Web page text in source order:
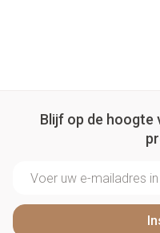
Blijf op de hoogte